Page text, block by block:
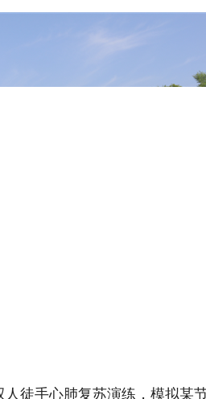
徒手心肺复苏演练，模拟某